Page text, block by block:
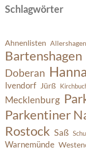
Schlagwörter
Ahnenlisten Allershagen
Bartenshagen
Doberan
Ivendorf Jürß
Mecklenburg
Parkentiner
Rostock Saß
Warnemünde